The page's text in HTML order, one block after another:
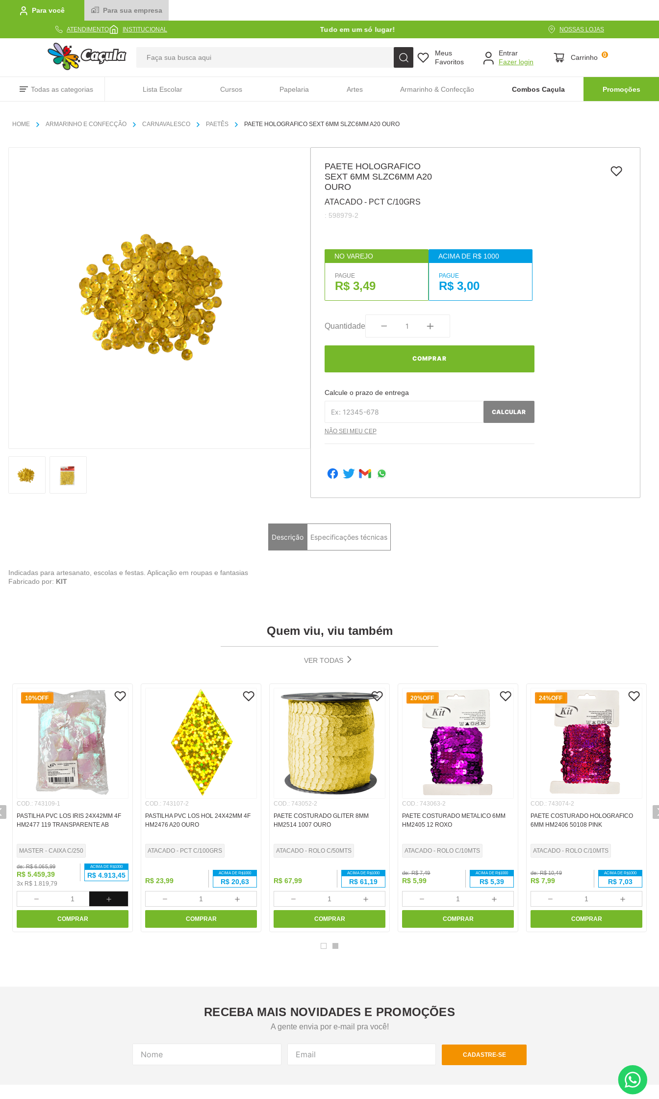
Para você Para sua empresa
ATENDIMENTO INSTITUCIONAL Tudo em um só lugar! NOSSAS LOJAS
Meus
Favoritos
Entrar
Carrinho 0
Todas as categorias Lista Escolar Cursos Papelaria Artes Armarinho & Confecção Combos Caçula Promoções
ARMARINHO E CONFECÇÃO CARNAVALESCO PAETÊS PAETE HOLOGRAFICO SEXT 6MM SLZC6MM A20 OURO
PAETE HOLOGRAFICO
SEXT 6MM SLZC6MM A20
OURO
ATACADO - PCT C/10GRS
: 598979-2
NO VAREJO
PAGUE
R$ 3,49
ACIMA DE R$ 1000
PAGUE
R$ 3,00
Quantidade
COMPRAR
Calcule o prazo de entrega
CALCULAR
NÃO SEI MEU CEP
Descrição Especificações técnicas
Indicadas para artesanato, escolas e festas. Aplicação em roupas e fantasias
Fabricado por: KIT
Quem viu, viu também
VER TODAS
10%OFF
COD.: 743109-1
PASTILHA PVC LOS IRIS 24X42MM 4F
HM2477 119 TRANSPARENTE AB
MASTER - CAIXA C/250
de:R$ 6.065,99
R$ 5.459,39
3x R$ 1.819,79
ACIMA DE R$1000
R$ 4.913,45
＋
－
COMPRAR
COD.: 743107-2
PASTILHA PVC LOS HOL 24X42MM 4F
HM2476 A20 OURO
ATACADO - PCT C/100GRS
R$ 23,99
ACIMA DE R$1000
R$ 20,63
＋
－
COMPRAR
COD.: 743052-2
PAETE COSTURADO GLITER 8MM
HM2514 1007 OURO
ATACADO - ROLO C/50MTS
R$ 67,99
ACIMA DE R$1000
R$ 61,19
＋
－
COMPRAR
20%OFF
COD.: 743063-2
PAETE COSTURADO METALICO 6MM
HM2405 12 ROXO
ATACADO - ROLO C/10MTS
de:R$ 7,49
R$ 5,99
ACIMA DE R$1000
R$ 5,39
＋
－
COMPRAR
24%OFF
COD.: 743074-2
PAETE COSTURADO HOLOGRAFICO
6MM HM2406 50108 PINK
ATACADO - ROLO C/10MTS
de:R$ 10,49
R$ 7,99
ACIMA DE R$1000
R$ 7,03
＋
－
COMPRAR
RECEBA MAIS NOVIDADES E PROMOÇÕES
A gente envia por e-mail pra você!
CADASTRE-SE
TERMOS MAIS BUSCADOS
linha
barbante
º pasta